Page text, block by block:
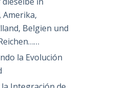
Amerika,
Belgien und
la Evolución